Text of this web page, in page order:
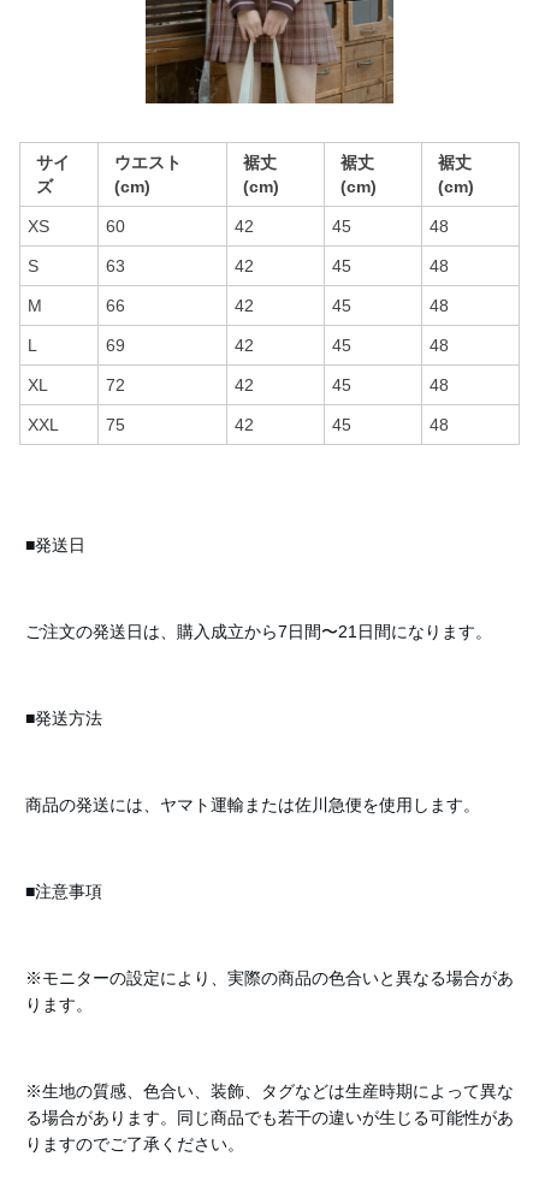
サイ
ズ
ウエスト
(cm)
裾丈
(cm)
裾丈
(cm)
裾丈
(cm)
XS 60 42 45 48
S 63 42 45 48
M 66 42 45 48
L 69 42 45 48
XL 72 42 45 48
XXL 75 42 45 48
■発送日
ご注文の発送日は、購入成立から7日間〜21日間になります。
■発送方法
商品の発送には、ヤマト運輸または佐川急便を使用します。
■注意事項
※モニターの設定により、実際の商品の色合いと異なる場合があ
ります。
※生地の質感、色合い、装飾、タグなどは生産時期によって異な
る場合があります。同じ商品でも若干の違いが生じる可能性があ
りますのでご了承ください。